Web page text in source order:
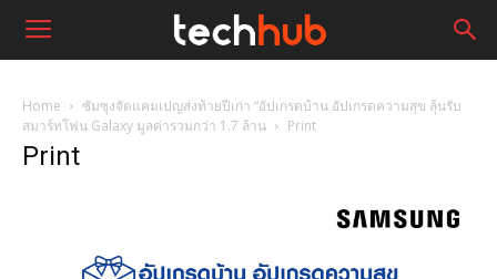
Home
ซัมซุงจัดแคมเปญส่งท้ายปีเก่า “อัปเกรดบ้าน อัปเกรดความสุข ลุ้นรับ
สมาร์ทโฟน Galaxy มูลค่ารวมกว่า 1.7 ล้าน
Print
Print